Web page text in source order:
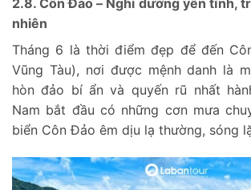
nhiên
Tháng 6 là thời điểm đẹp để đến
Vũng Tàu), nơi được mệnh danh là
hòn đảo bí ẩn và quyến rũ nhất
Nam bắt đầu có những cơn mưa
biển Côn Đảo êm dịu lạ thường, sóng